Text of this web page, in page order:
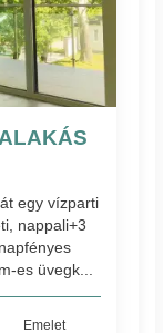
egy vízparti
nappali+3
es üvegk...
Emelet